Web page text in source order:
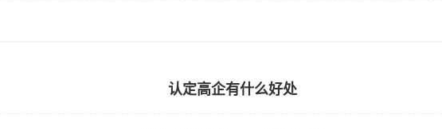
认定高企有什么好处